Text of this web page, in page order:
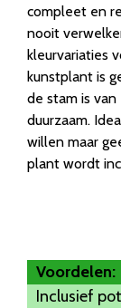
compleet en
nooit
kleurvariaties
kunstplant is
de stam is
duurzaam.
willen maar
plant wordt
Voordelen:
Inclusief pot